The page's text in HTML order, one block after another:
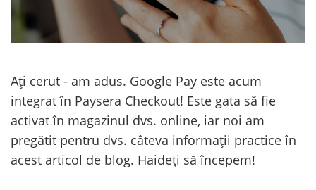
Ați cerut - am adus. Google Pay este acum
integrat în Paysera Checkout! Este gata să fie
activat în magazinul dvs. online, iar noi am
pregătit pentru dvs. câteva informații practice în
acest articol de blog. Haideți să începem!